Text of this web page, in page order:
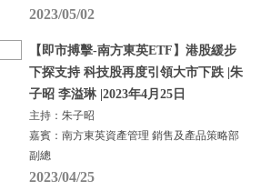
2023/05/02
【即市搏擊-南方東英ETF】港股緩步
下探支持 科技股再度引領大市下跌 |朱
子昭 李溢琳 |2023年4月25日
主持：朱子昭
嘉賓：南方東英資產管理 銷售及產品策略部
副總
2023/04/25